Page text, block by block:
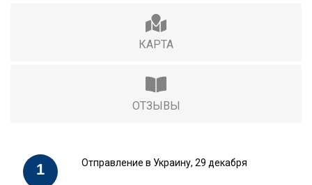
КАРТА
ОТЗЫВЫ
Отправление в Украину, 29 декабря